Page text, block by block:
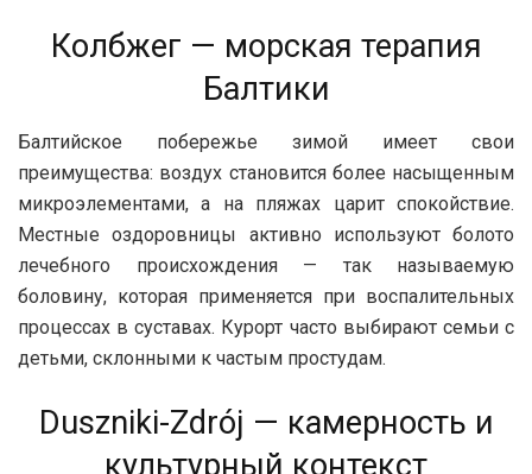
Колбжег — морская терапия
Балтики
Балтийское побережье зимой имеет свои
преимущества: воздух становится более насыщенным
микроэлементами, а на пляжах царит спокойствие.
Местные оздоровницы активно используют болото
лечебного происхождения — так называемую
боловину, которая применяется при воспалительных
процессах в суставах. Курорт часто выбирают семьи с
детьми, склонными к частым простудам.
Duszniki-Zdrój — камерность и
культурный контекст